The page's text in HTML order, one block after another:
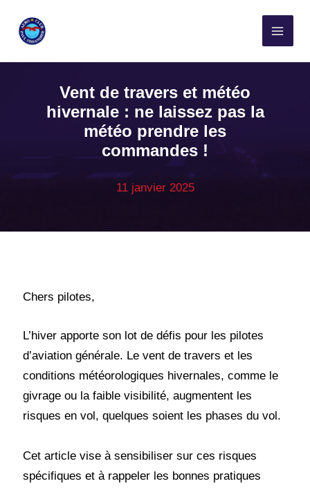
contenu
Vent de travers et météo
hivernale : ne laissez pas la
météo prendre les
commandes !
11 janvier 2025
Chers pilotes,
L’hiver apporte son lot de défis pour les pilotes
d’aviation générale. Le vent de travers et les
conditions météorologiques hivernales, comme le
givrage ou la faible visibilité, augmentent les
risques en vol, quelques soient les phases du vol.
Cet article vise à sensibiliser sur ces risques
spécifiques et à rappeler les bonnes pratiques